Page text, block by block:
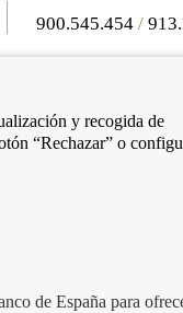
900.545.454 /
ONLINE
y recogida de
“Rechazar” o
de España para